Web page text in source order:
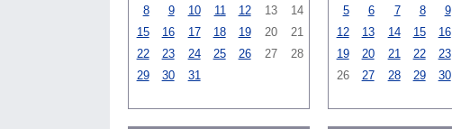
8
9 10 11 12 13
14
15
16 17 18 19 20
21
22
23 24 25 26 27
28
29
30 31
5
6 7 8 9
12
13 14 15 16
19
20 21 22 23
26
27 28 29 30